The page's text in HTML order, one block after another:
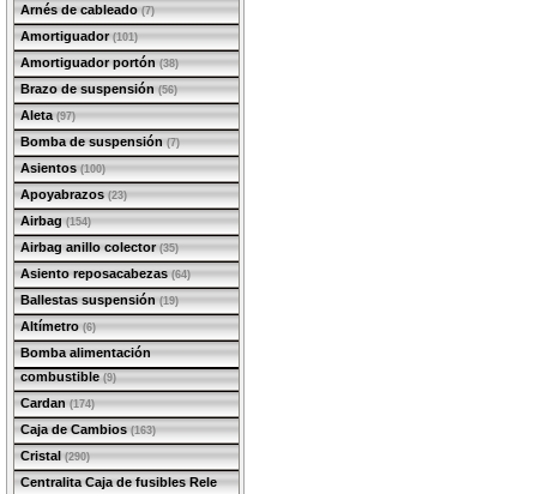
Arnés de cableado (7)
Amortiguador (101)
Amortiguador portón (38)
Brazo de suspensión (56)
Aleta (97)
Bomba de suspensión (7)
Asientos (100)
Apoyabrazos (23)
Airbag (154)
Airbag anillo colector (35)
Asiento reposacabezas (64)
Ballestas suspensión (19)
Altímetro (6)
Bomba alimentación
combustible(9)
Cardan (174)
Caja de Cambios (163)
Cristal (290)
Centralita Caja de fusibles Rele